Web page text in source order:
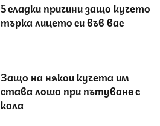
5 сладки причини защо кучето
търка лицето си във вас
Защо на някои кучета им
става лошо при пътуване с
кола